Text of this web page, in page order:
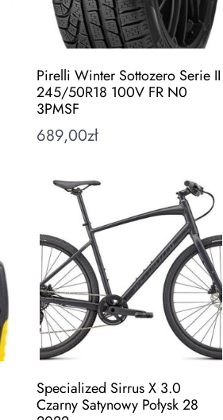
Pirelli Winter Sottozero Serie II
245/50R18 100V FR N0
3PMSF
689,00zł
Specialized Sirrus X 3.0
Czarny Satynowy Połysk 28